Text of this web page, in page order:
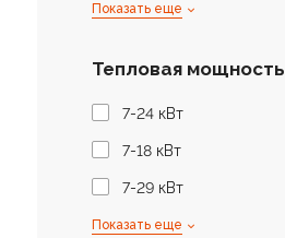
Показать еще
Тепловая мощность
7-24 кВт
7-18 кВт
7-29 кВт
Показать еще